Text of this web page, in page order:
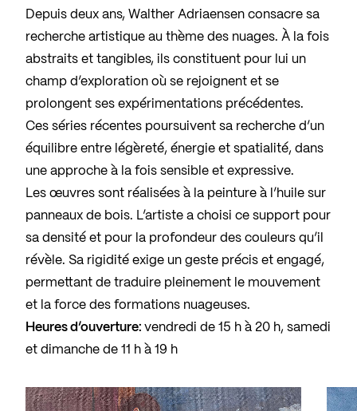
Depuis deux ans, Walther Adriaensen consacre sa
recherche artistique au thème des nuages. À la fois
abstraits et tangibles, ils constituent pour lui un
champ d’exploration où se rejoignent et se
prolongent ses expérimentations précédentes.
Ces séries récentes poursuivent sa recherche d’un
équilibre entre légèreté, énergie et spatialité, dans
une approche à la fois sensible et expressive.
Les œuvres sont réalisées à la peinture à l’huile sur
panneaux de bois. L’artiste a choisi ce support pour
sa densité et pour la profondeur des couleurs qu’il
révèle. Sa rigidité exige un geste précis et engagé,
permettant de traduire pleinement le mouvement
et la force des formations nuageuses.
Heures d’ouverture: vendredi de 15 h à 20 h, samedi
et dimanche de 11 h à 19 h